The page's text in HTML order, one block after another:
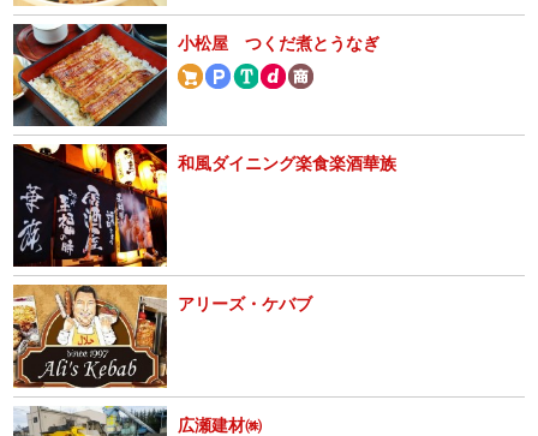
小松屋 つくだ煮とうなぎ
和風ダイニング楽食楽酒華族
アリーズ・ケバブ
広瀬建材㈱